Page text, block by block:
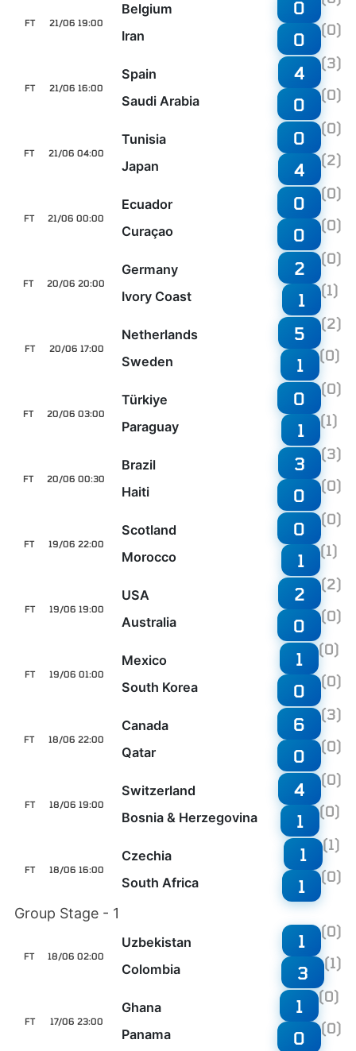
21/06 19:00
FT
Belgium
Iran
0
0 (0)
21/06 16:00
FT
Spain
Saudi Arabia
4 (3)
0 (0)
21/06 04:00
FT
Tunisia
Japan
0 (0)
4 (2)
21/06 00:00
FT
Ecuador
Curaçao
0 (0)
0 (0)
20/06 20:00
FT
Germany
Ivory Coast
2 (0)
1 (1)
20/06 17:00
FT
Netherlands
Sweden
5 (2)
1 (0)
20/06 03:00
FT
Türkiye
Paraguay
0 (0)
1 (1)
20/06 00:30
FT
Brazil
Haiti
3 (3)
0 (0)
19/06 22:00
FT
Scotland
Morocco
0 (0)
1 (1)
19/06 19:00
FT
USA
Australia
2 (2)
0 (0)
19/06 01:00
FT
Mexico
South Korea
1 (0)
0 (0)
18/06 22:00
FT
Canada
Qatar
6 (3)
0 (0)
18/06 19:00
FT
Switzerland
Bosnia & Herzegovina
4 (0)
1 (0)
18/06 16:00
FT
Czechia
South Africa
1 (1)
1 (0)
Group Stage - 1
18/06 02:00
FT
Uzbekistan
Colombia
1 (0)
3 (1)
17/06 23:00
FT
Ghana
Panama
1 (0)
0 (0)